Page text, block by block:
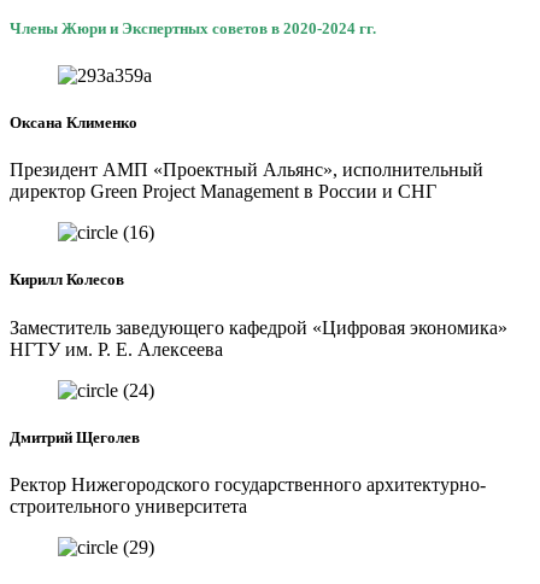
Члены Жюри и Экспертных советов в 2020-2024 гг.
Оксана Клименко
Президент АМП «Проектный Альянс», исполнительный
директор Green Project Management в России и СНГ
Кирилл Колесов
Заместитель заведующего кафедрой «Цифровая экономика»
НГТУ им. Р. Е. Алексеева
Дмитрий Щеголев
Ректор Нижегородского государственного архитектурно-
строительного университета